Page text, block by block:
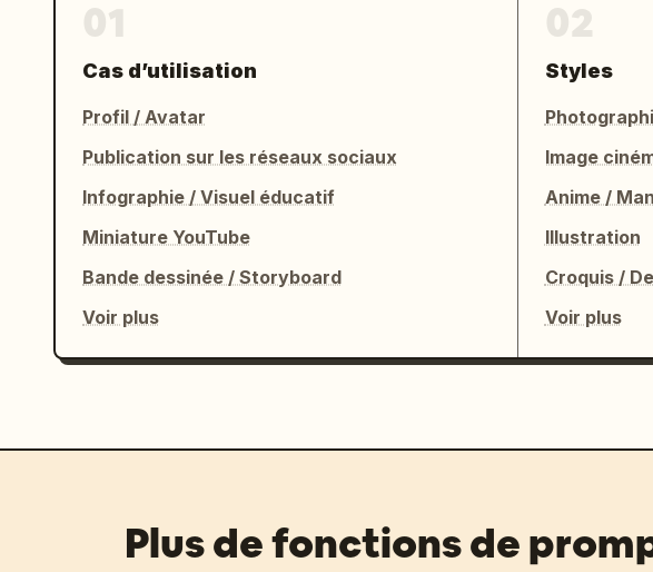
Cas d’utilisation
Profil / Avatar
Publication sur les réseaux sociaux
Infographie / Visuel éducatif
Miniature YouTube
Bande dessinée / Storyboard
Voir plus
Styles
Anime /
Illustration
Croquis /
Voir plus
Plus de fonctions de